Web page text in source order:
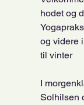
hodet og
og videre
til vinter
I
Solhilsen